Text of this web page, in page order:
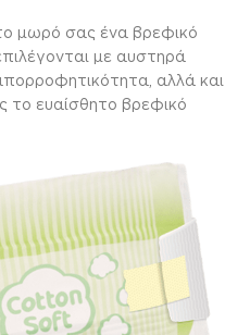
μωρό σας ένα βρεφικό
με αυστηρά
αλλά και
το ευαίσθητο βρεφικό